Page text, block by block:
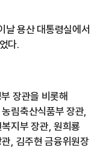
날 용산 대통령실에서
다.
장관을 비롯해
림축산식품부 장관,
지부 장관, 원희룡
, 김주현 금융위원장